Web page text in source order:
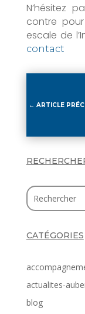
N’hésitez
contre
escale de
contact
←ARTICLE
CATÉGORIES
actualites-
blog